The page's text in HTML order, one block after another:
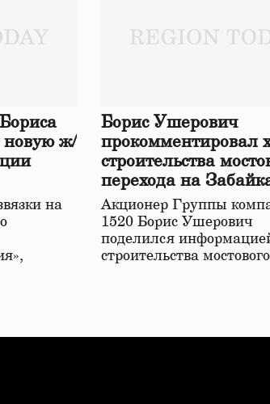
новую ж/
на
Борис Ушерович
прокомментировал
строительства
перехода на
железной дороге
Акционер Группы
1520 Борис Ушерович
поделился
строительства